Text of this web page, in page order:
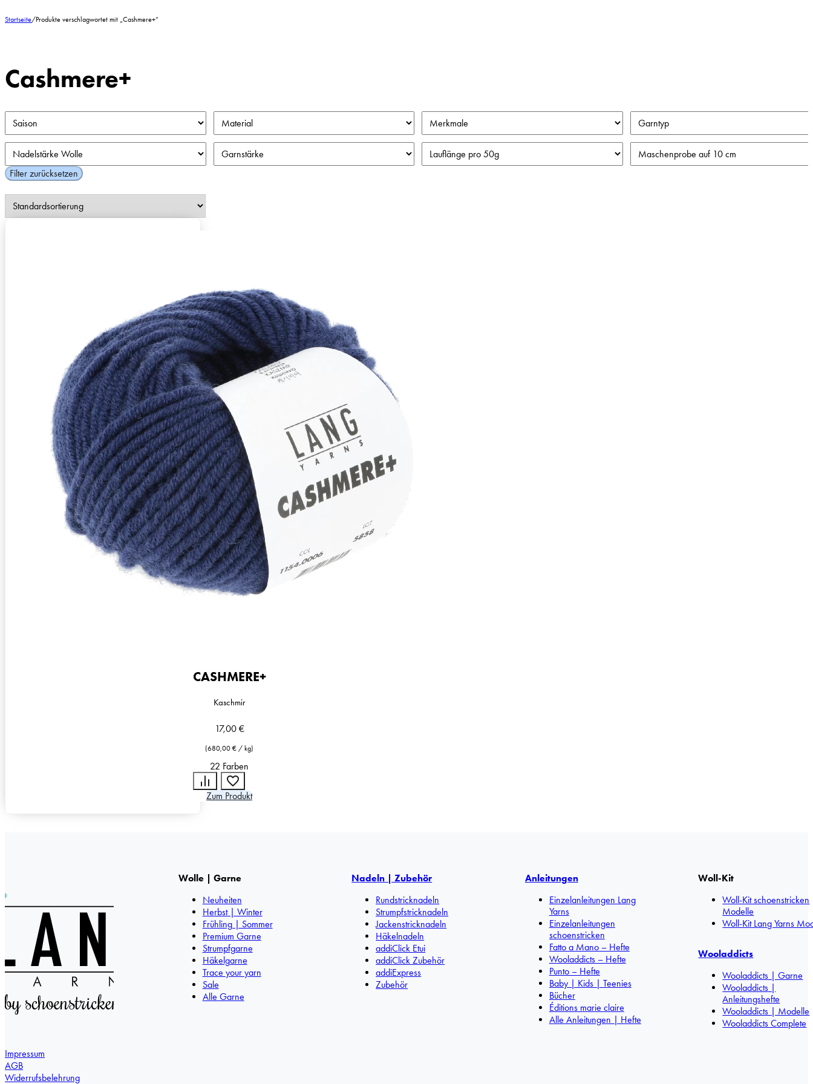
Startseite/Produkte verschlagwortet mit „Cashmere+“
Cashmere+
Filter zurücksetzen
Zusammensetzung
100% Kaschmir
Lauflänge
~45m / 25g
Nadelstärke
Ø 5,5-6 mm
Garnstärke
Worsted
Maschenprobe
16 M x 22 R
CASHMERE+
Kaschmir
17,00 €
(680,00 € / kg)
22 Farben
Zum Produkt
Wolle | Garne
Neuheiten
Herbst | Winter
Frühling | Sommer
Premium Garne
Strumpfgarne
Häkelgarne
Trace your yarn
Sale
Alle Garne
Nadeln | Zubehör
Rundstricknadeln
Strumpfstricknadeln
Jackenstricknadeln
Häkelnadeln
addiClick Etui
addiClick Zubehör
addiExpress
Zubehör
Anleitungen
Einzelanleitungen Lang
Yarns
Einzelanleitungen
schoenstricken
Fatto a Mano – Hefte
Wooladdicts – Hefte
Punto – Hefte
Baby | Kids | Teenies
Bücher
Éditions marie claire
Alle Anleitungen | Hefte
Woll-Kit
Woll-Kit schoenstricken
Modelle
Woll-Kit Lang Yarns
Wooladdicts
Wooladdicts | Garne
Wooladdicts |
Anleitungshefte
Wooladdicts | Modelle
Wooladdicts Complete
Impressum
AGB
Widerrufsbelehrung